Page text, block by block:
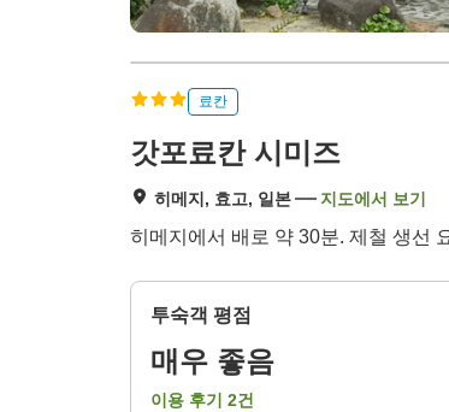
료칸
갓포료칸 시미즈
히메지, 효고, 일본 지도에서 보기
히메지에서 배로 약 30분. 제철 생선
투숙객 평점
매우 좋음
이용 후기 2건